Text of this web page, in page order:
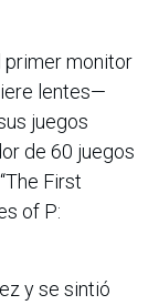
primer monitor
lentes—
juegos
de 60 juegos
First
of P:
y se sintió